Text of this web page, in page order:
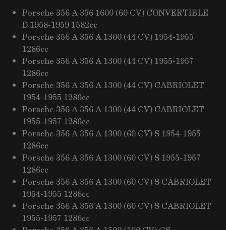
Porsche 356 A 356 1600 (60 CV) CONVERTIBLE
D 1958-1959 1582cc
Porsche 356 A 356 A 1300 (44 CV) 1954-1955
1286cc
Porsche 356 A 356 A 1300 (44 CV) 1955-1957
1286cc
Porsche 356 A 356 A 1300 (44 CV) CABRIOLET
1954-1955 1286cc
Porsche 356 A 356 A 1300 (44 CV) CABRIOLET
1955-1957 1286cc
Porsche 356 A 356 A 1300 (60 CV) S 1954-1955
1286cc
Porsche 356 A 356 A 1300 (60 CV) S 1955-1957
1286cc
Porsche 356 A 356 A 1300 (60 CV) S CABRIOLET
1954-1955 1286cc
Porsche 356 A 356 A 1300 (60 CV) S CABRIOLET
1955-1957 1286cc